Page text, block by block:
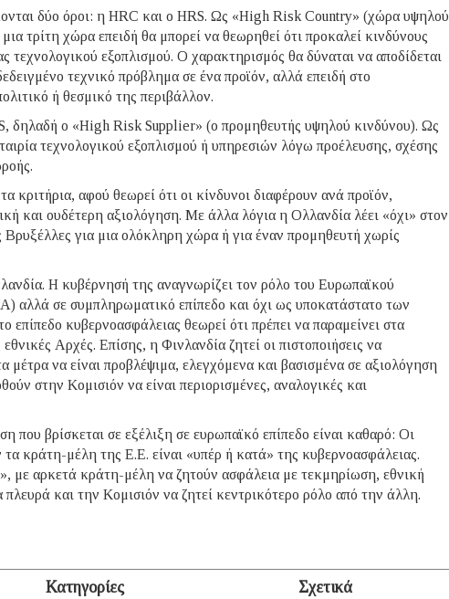
δύο όροι: η HRC και ο HRS. Ως «High Risk Country» (χώρα υψηλού
τρίτη χώρα επειδή θα μπορεί να θεωρηθεί ότι προκαλεί κινδύνους
τεχνολογικού εξοπλισμού. Ο χαρακτηρισμός θα δύναται να αποδίδεται
τεχνικό πρόβλημα σε ένα προϊόν, αλλά επειδή στο
ή θεσμικό της περιβάλλον.
δηλαδή ο «High Risk Supplier» (ο προμηθευτής υψηλού κινδύνου). Ως
τεχνολογικού εξοπλισμού ή υπηρεσιών λόγω προέλευσης, σχέσης
κριτήρια, αφού θεωρεί ότι οι κίνδυνοι διαφέρουν ανά προϊόν,
και ουδέτερη αξιολόγηση. Με άλλα λόγια η Ολλανδία λέει «όχι» στον
Βρυξέλλες για μια ολόκληρη χώρα ή για έναν προμηθευτή χωρίς
Η κυβέρνησή της αναγνωρίζει τον ρόλο του Ευρωπαϊκού
αλλά σε συμπληρωματικό επίπεδο και όχι ως υποκατάστατο των
κυβερνοασφάλειας θεωρεί ότι πρέπει να παραμείνει στα
Αρχές. Επίσης, η Φινλανδία ζητεί οι πιστοποιήσεις να
μέτρα να είναι προβλέψιμα, ελεγχόμενα και βασισμένα σε αξιολόγηση
στην Κομισιόν να είναι περιορισμένες, αναλογικές και
που βρίσκεται σε εξέλιξη σε ευρωπαϊκό επίπεδο είναι καθαρό: Οι
τα κράτη-μέλη της Ε.Ε. είναι «υπέρ ή κατά» της κυβερνοασφάλειας.
με αρκετά κράτη-μέλη να ζητούν ασφάλεια με τεκμηρίωση, εθνική
πλευρά και την Κομισιόν να ζητεί κεντρικότερο ρόλο από την άλλη.
Κατηγορίες Σχετικά